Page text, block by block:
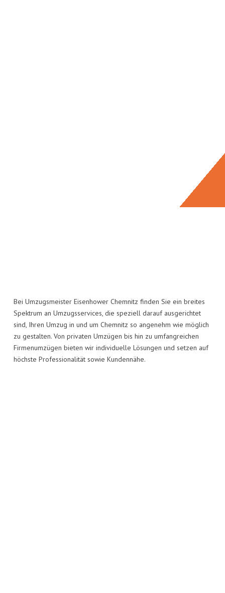
Bei Umzugsmeister Eisenhower Chemnitz finden Sie ein breites
Spektrum an Umzugsservices, die speziell darauf ausgerichtet
sind, Ihren Umzug in und um Chemnitz so angenehm wie möglich
zu gestalten. Von privaten Umzügen bis hin zu umfangreichen
Firmenumzügen bieten wir individuelle Lösungen und setzen auf
höchste Professionalität sowie Kundennähe.